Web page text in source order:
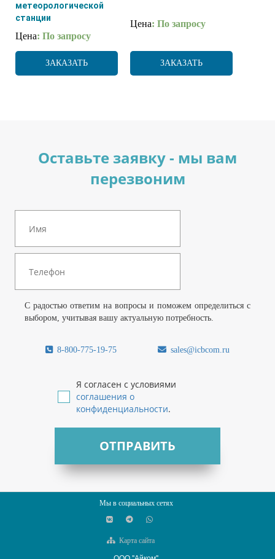
метеорологической
станции
Цена: По запросу
ЗАКАЗАТЬ
Цена: По запросу
ЗАКАЗАТЬ
Оставьте заявку - мы вам
перезвоним
С радостью ответим на вопросы и поможем определиться с
выбором, учитывая вашу актуальную потребность.
8-800-775-19-75 sales@icbcom.ru
Я согласен с условиями
соглашения о
конфиденциальности.
ОТПРАВИТЬ
Мы в социальных сетях
Карта сайта